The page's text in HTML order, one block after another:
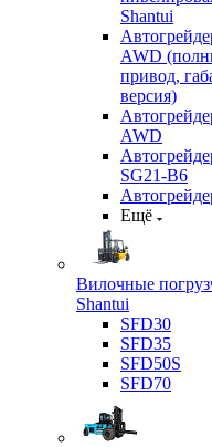
Shantui
AWD
привод,
версия)
AWD
SG21-B6
Ещё
Вилочные
Shantui
SFD30
SFD35
SFD50S
SFD70